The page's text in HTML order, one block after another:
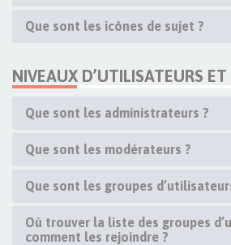
Que sont les icônes de sujet ?
NIVEAUX D’UTILISATEURS ET
Que sont les administrateurs ?
Que sont les modérateurs ?
Que sont les groupes
Où trouver la liste des groupes
comment les rejoindre ?